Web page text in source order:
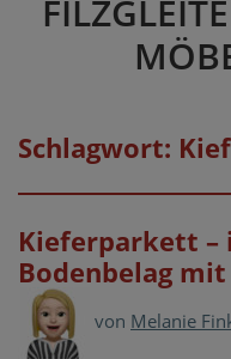
Schlagwort:
Kieferparkett
Bodenbelag
von Melanie